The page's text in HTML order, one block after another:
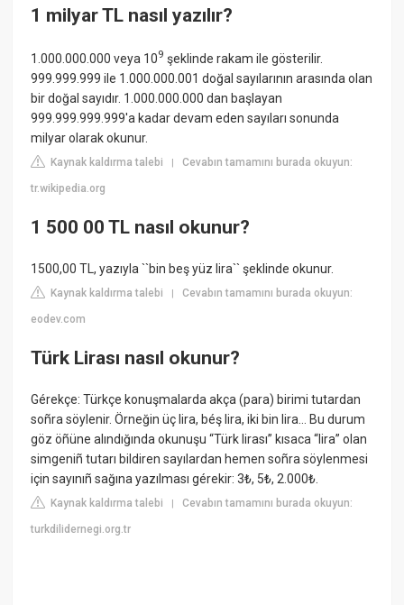
1 milyar TL nasıl yazılır?
1.000.000.000 veya 109 şeklinde rakam ile gösterilir.
999.999.999 ile 1.000.000.001 doğal sayılarının arasında olan
bir doğal sayıdır. 1.000.000.000 dan başlayan
999.999.999.999'a kadar devam eden sayıları sonunda
milyar olarak okunur.
Kaynak kaldırma talebi |Cevabın tamamını burada okuyun:
tr.wikipedia.org
1 500 00 TL nasıl okunur?
1500,00 TL, yazıyla ``bin beş yüz lira`` şeklinde okunur.
Kaynak kaldırma talebi |Cevabın tamamını burada okuyun:
eodev.com
Türk Lirası nasıl okunur?
Gérekçe: Türkçe konuşmalarda akça (para) birimi tutardan
soñra söylenir. Örneğin üç lira, béş lira, iki bin lira… Bu durum
göz öñüne alındığında okunuşu “Türk lirası” kısaca “lira” olan
simgeniñ tutarı bildiren sayılardan hemen soñra söylenmesi
için sayınıñ sağına yazılması gérekir: 3₺, 5₺, 2.000₺.
Kaynak kaldırma talebi |Cevabın tamamını burada okuyun:
turkdilidernegi.org.tr